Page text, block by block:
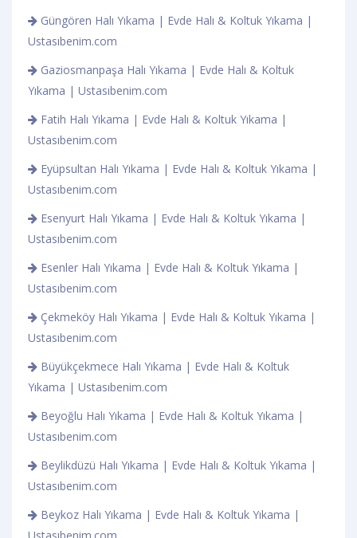
Güngören Halı Yıkama | Evde Halı & Koltuk Yıkama |
Ustasıbenim.com
Gaziosmanpaşa Halı Yıkama | Evde Halı & Koltuk
Yıkama | Ustasıbenim.com
Fatih Halı Yıkama | Evde Halı & Koltuk Yıkama |
Ustasıbenim.com
Eyüpsultan Halı Yıkama | Evde Halı & Koltuk Yıkama |
Ustasıbenim.com
Esenyurt Halı Yıkama | Evde Halı & Koltuk Yıkama |
Ustasıbenim.com
Esenler Halı Yıkama | Evde Halı & Koltuk Yıkama |
Ustasıbenim.com
Çekmeköy Halı Yıkama | Evde Halı & Koltuk Yıkama |
Ustasıbenim.com
Büyükçekmece Halı Yıkama | Evde Halı & Koltuk
Yıkama | Ustasıbenim.com
Beyoğlu Halı Yıkama | Evde Halı & Koltuk Yıkama |
Ustasıbenim.com
Beylikdüzü Halı Yıkama | Evde Halı & Koltuk Yıkama |
Ustasıbenim.com
Beykoz Halı Yıkama | Evde Halı & Koltuk Yıkama |
Ustasıbenim.com